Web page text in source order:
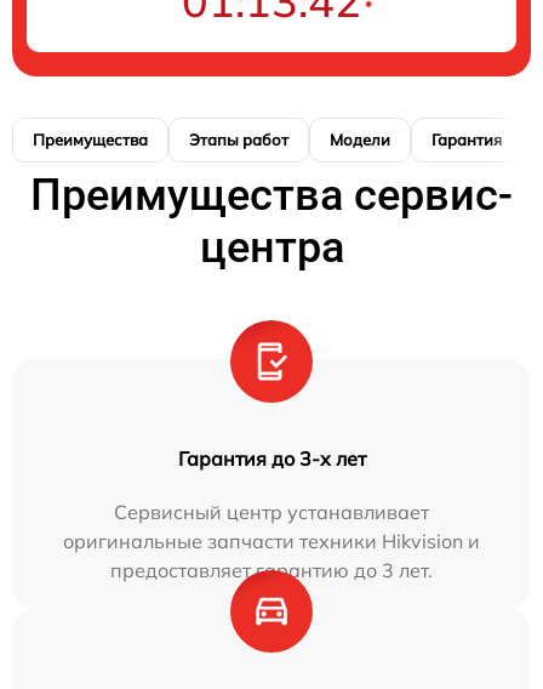
Преимущества Этапы работ Модели Гарантия
Преимущества сервис-
центра
Гарантия до 3-х лет
Сервисный центр устанавливает
оригинальные запчасти техники Hikvision и
предоставляет гарантию до 3 лет.